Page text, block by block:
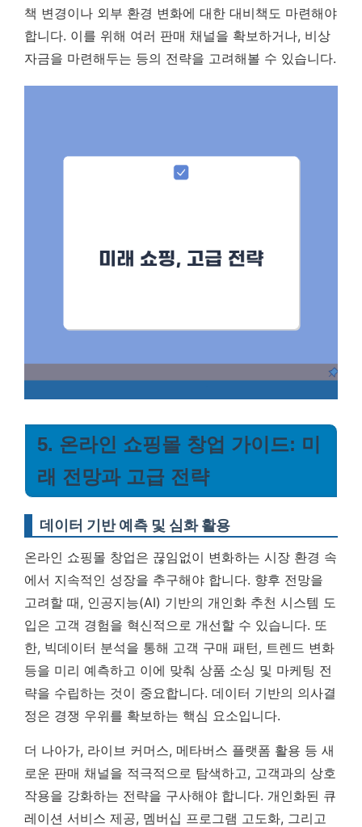
책 변경이나 외부 환경 변화에 대한 대비책도 마련해야
합니다. 이를 위해 여러 판매 채널을 확보하거나, 비상
자금을 마련해두는 등의 전략을 고려해볼 수 있습니다.
5. 온라인 쇼핑몰 창업 가이드: 미
래 전망과 고급 전략
데이터 기반 예측 및 심화 활용
온라인 쇼핑몰 창업은 끊임없이 변화하는 시장 환경 속
에서 지속적인 성장을 추구해야 합니다. 향후 전망을
고려할 때, 인공지능(AI) 기반의 개인화 추천 시스템 도
입은 고객 경험을 혁신적으로 개선할 수 있습니다. 또
한, 빅데이터 분석을 통해 고객 구매 패턴, 트렌드 변화
등을 미리 예측하고 이에 맞춰 상품 소싱 및 마케팅 전
략을 수립하는 것이 중요합니다. 데이터 기반의 의사결
정은 경쟁 우위를 확보하는 핵심 요소입니다.
더 나아가, 라이브 커머스, 메타버스 플랫폼 활용 등 새
로운 판매 채널을 적극적으로 탐색하고, 고객과의 상호
작용을 강화하는 전략을 구사해야 합니다. 개인화된 큐
레이션 서비스 제공, 멤버십 프로그램 고도화, 그리고